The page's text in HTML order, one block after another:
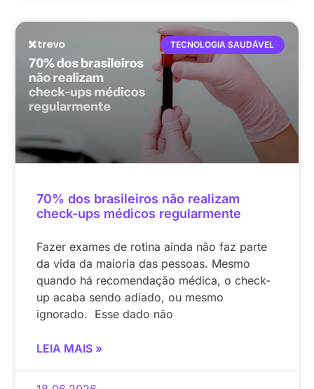
TECNOLOGIA SAUDÁVEL
70% dos brasileiros não realizam
check-ups médicos regularmente
Fazer exames de rotina ainda não faz parte
da vida da maioria das pessoas. Mesmo
quando há recomendação médica, o check-
up acaba sendo adiado, ou mesmo
ignorado. Esse dado não
LEIA MAIS »